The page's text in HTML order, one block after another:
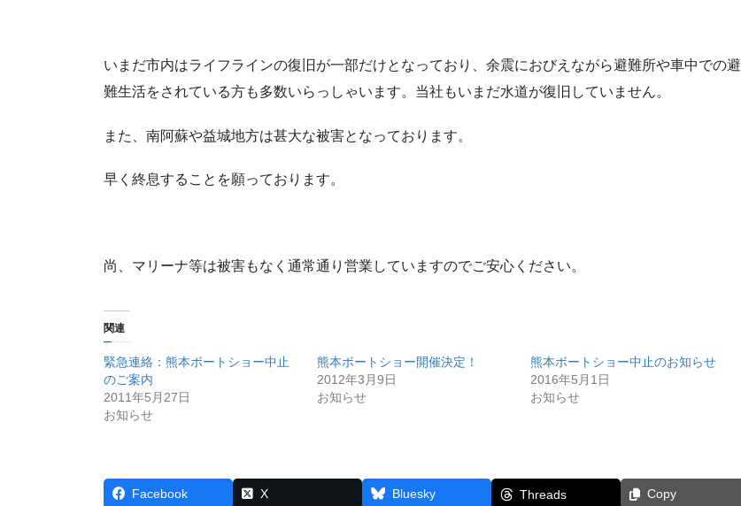
いまだ市内はライフラインの復旧が一部だけとなっており、余震におびえながら避難所や車中での避
難生活をされている方も多数いらっしゃいます。当社もいまだ水道が復旧していません。
また、南阿蘇や益城地方は甚大な被害となっております。
早く終息することを願っております。
尚、マリーナ等は被害もなく通常通り営業していますのでご安心ください。
関連
緊急連絡：熊本ボートショー中止
のご案内
2011年5月27日
お知らせ
熊本ボートショー開催決定！
2012年3月9日
お知らせ
熊本ボートショー中止のお知らせ
2016年5月1日
お知らせ
Facebook X Bluesky Threads Copy